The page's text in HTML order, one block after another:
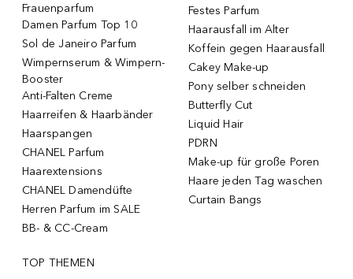
Frauenparfum
Damen Parfum Top 10
Sol de Janeiro Parfum
Wimpernserum & Wimpern-
Booster
Anti-Falten Creme
Haarreifen & Haarbänder
Haarspangen
CHANEL Parfum
Haarextensions
CHANEL Damendüfte
Herren Parfum im SALE
BB- & CC-Cream
Festes Parfum
Haarausfall im Alter
Koffein gegen Haarausfall
Cakey Make-up
Pony selber schneiden
Butterfly Cut
Liquid Hair
PDRN
Make-up für große Poren
Haare jeden Tag waschen
Curtain Bangs
TOP THEMEN